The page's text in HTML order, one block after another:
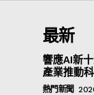
最新
響應AI新
產業推動
熱門新聞